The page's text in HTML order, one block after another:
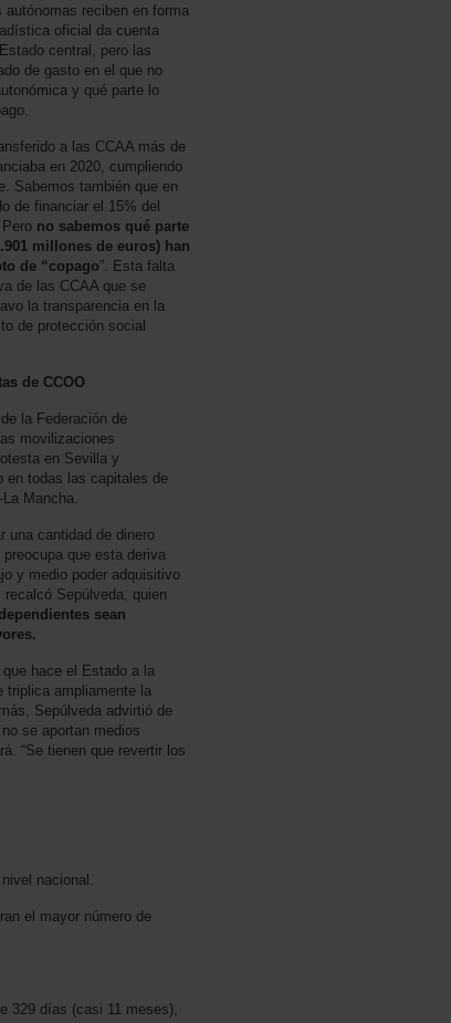
reciben en forma
oficial da cuenta
central, pero las
de gasto en el que no
y qué parte lo
a las CCAA más de
en 2020, cumpliendo
Sabemos también que en
de financiar el 15% del
no sabemos qué parte
millones de euros) han
de “copago”. Esta falta
de las CCAA que se
la transparencia en la
de protección social
de CCOO
la Federación de
movilizaciones
en Sevilla y
en todas las capitales de
Mancha.
una cantidad de dinero
que esta deriva
y medio poder adquisitivo
recalcó Sepúlveda, quien
sean
hace el Estado a la
triplica ampliamente la
Sepúlveda advirtió de
se aportan medios
“Se tienen que revertir los
nacional.
el mayor número de
329 días (casi 11 meses),